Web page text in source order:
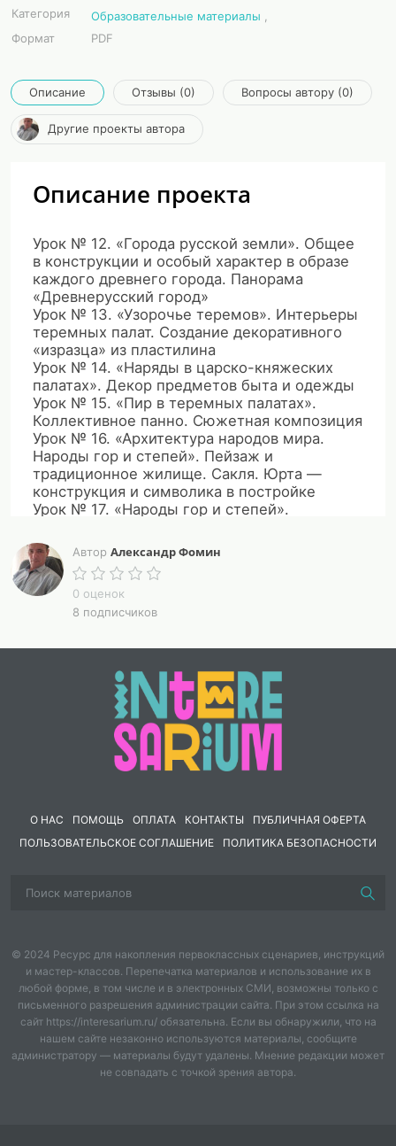
Категория
Образовательные материалы
Формат
PDF
Описание Отзывы (0) Вопросы автору (0)
Другие проекты автора
Описание проекта
Урок № 12. «Города русской земли». Общее
в конструкции и особый характер в образе
каждого древнего города. Панорама
«Древнерусский город»
Урок № 13. «Узорочье теремов». Интерьеры
теремных палат. Создание декоративного
«изразца» из пластилина
Урок № 14. «Наряды в царско-княжеских
палатах». Декор предметов быта и одежды
Урок № 15. «Пир в теремных палатах».
Коллективное панно. Сюжетная композиция
Урок № 16. «Архитектура народов мира.
Народы гор и степей». Пейзаж и
традиционное жилище. Сакля. Юрта —
конструкция и символика в постройке
Урок № 17. «Народы гор и степей».
Знаки, мотивы и символы орнаментов
Урок № 18. «Жизнь человека в природе гор
и степей». Красота пейзажа с
традиционными постройками. Сюжетная
композиция
народов мира». Образ природы в японской
культуре. Пагода. Рисование японского сада
Урок № 20. «Изображение человека в
японском искусстве». Традиционные
праздники. Коллективное панно «Праздник в
Урок № 21. «Города в пустыне». Архитектура
народов мира. Мечеть
орнаментов декоративно-прикладного
искусства. Живописный образ города
Автор Александр Фомин
0 оценок
8 подписчиков
О НАС ПОМОЩЬ ОПЛАТА КОНТАКТЫ
ПУБЛИЧНАЯ ОФЕРТА
ПОЛЬЗОВАТЕЛЬСКОЕ СОГЛАШЕНИЕ
ПОЛИТИКА БЕЗОПАСНОСТИ
© 2024 Ресурс для накопления первоклассных сценариев, инструкций
и мастер-классов. Перепечатка материалов и использование их в
любой форме, в том числе и в электронных СМИ, возможны только с
письменного разрешения администрации сайта. При этом ссылка на
сайт https://interesarium.ru/ обязательна. Если вы обнаружили, что на
нашем сайте незаконно используются материалы, сообщите
администратору — материалы будут удалены. Мнение редакции может
не совпадать с точкой зрения автора.